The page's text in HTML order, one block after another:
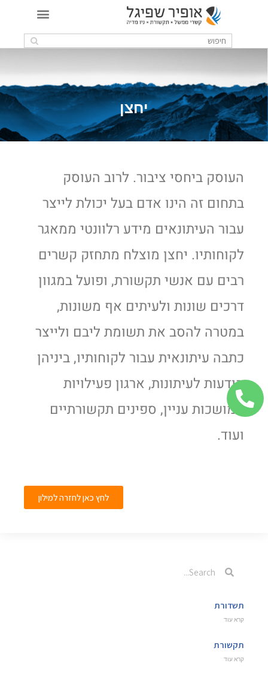
יחצן
העוסק ביחסי ציבור. לרוב העוסק
בתחום זה הינו אדם בעל יכולת לייצר
עבור העיתונאים מידע רלוונטי ממאגר
לקוחותיו. יחצן מוצלח מתחזק קשרים
רבים עם אנשי תקשורת, ופועל במגוון
דרכים שונות ולעיתים אף משונות,
במטרה להסב את תשומת ליבם ולייצר
כתבה עיתונאית עבור לקוחותיו, ביניהן
הודעות לעיתונות, ארגון פעילויות
המושכות עניין, ספינים תקשורתיים
ועוד.
לחץ כאן לחזרה למילון
תשדורת
קרא עוד
תקשורת
קרא עוד